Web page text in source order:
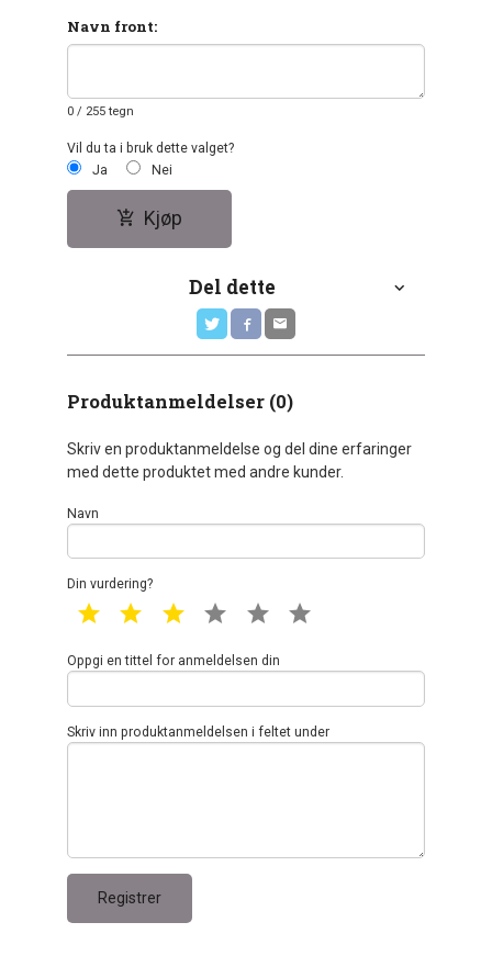
Navn front:
0 / 255 tegn
Vil du ta i bruk dette valget?
Ja
Nei
Kjøp
Del dette
Produktanmeldelser (0)
Skriv en produktanmeldelse og del dine erfaringer
med dette produktet med andre kunder.
Navn
Din vurdering?
1 star 2 star 3 star 4 star 5 star
Oppgi en tittel for anmeldelsen din
Skriv inn produktanmeldelsen i feltet under